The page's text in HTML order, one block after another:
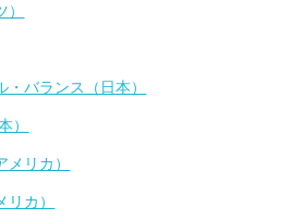
バランス（日本）
）
リカ）
カ）